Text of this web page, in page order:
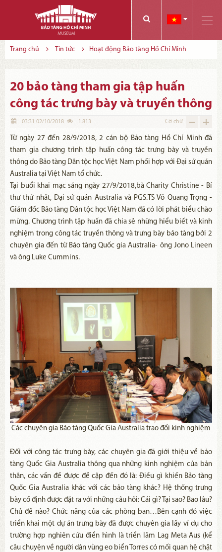
Trang chủ Tin tức Hoạt động Bảo tàng Hồ Chí Minh
20 bảo tàng tham gia tập huấn
công tác trưng bày và truyền thông
03:31 02/10/2018 1.813 Cỡ chữ
Từ ngày 27 đến 28/9/2018, 2 cán bộ Bảo tàng Hồ Chí Minh đã
tham gia chương trình tập huấn công tác trưng bày và truyền
thông do Bảo tàng Dân tộc học Việt Nam phối hợp với Đại sứ quán
Australia tại Việt Nam tổ chức.
Tại buổi khai mạc sáng ngày 27/9/2018,bà Charity Christine - Bí
thư thứ nhất, Đại sứ quán Australia và PGS.TS Võ Quang Trọng -
Giám đốc Bảo tàng Dân tộc học Việt Nam đã có lời phát biểu chào
mừng. Chương trình tập huấn đã chia sẻ những hiểu biết và kinh
nghiệm trong công tác truyền thông và trưng bày bảo tàng bởi 2
chuyên gia đến từ Bảo tàng Quốc gia Australia- ông Jono Lineen
và ông Luke Cummins.
Các chuyên gia Bảo tàng Quốc Gia Australia trao đổi kinh nghiệm
Đối với công tác trưng bày, các chuyên gia đã giới thiệu về bảo
tàng Quốc Gia Australia thông qua những kinh nghiệm của bản
thân, các vấn đề được đề cập đến đó là: Điều gì khiến Bảo tàng
Quốc Gia Australia khác với các bảo tàng khác? Hệ thống trưng
bày cố định được đặt ra với những câu hỏi: Cái gì? Tại sao? Bao lâu?
Chủ đề nào? Chức năng của các phòng ban…Bên cạnh đó việc
triển khai một dự án trưng bày đã được chuyên gia lấy ví dụ cho
trường hợp nghiên cứu điển hình là triển lãm Lag Meta Aus (kể
câu chuyện về người dân vùng eo biển Torres có mối quan hệ chặt